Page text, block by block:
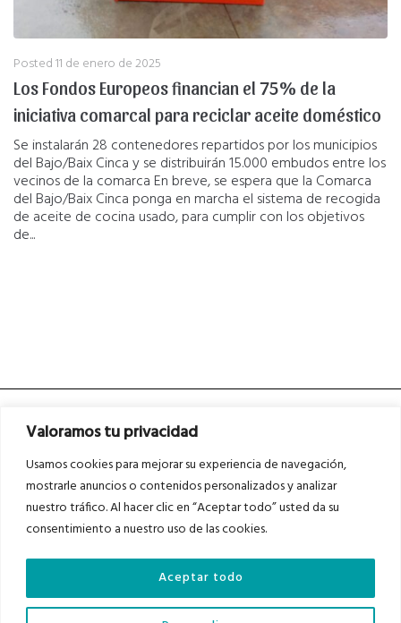
Valoramos tu privacidad
Usamos cookies para mejorar su experiencia de navegación,
mostrarle anuncios o contenidos personalizados y analizar
nuestro tráfico. Al hacer clic en “Aceptar todo” usted da su
consentimiento a nuestro uso de las cookies.
Aceptar todo
Posted11 de enero de 2025
Los Fondos Europeos financian el 75% de la
iniciativa comarcal para reciclar aceite doméstico
Se instalarán 28 contenedores repartidos por los municipios
del Bajo/Baix Cinca y se distribuirán 15.000 embudos entre los
vecinos de la comarca En breve, se espera que la Comarca
del Bajo/Baix Cinca ponga en marcha el sistema de recogida
de aceite de cocina usado, para cumplir con los objetivos
de...
Asociados a
Auditados por